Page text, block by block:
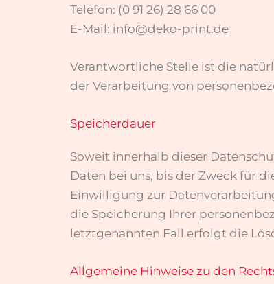
Telefon: (0 91 26) 28 66 00
E-Mail: info@deko-print.de
Verantwortliche Stelle ist die
der Verarbeitung von
Speicherdauer
Soweit innerhalb dieser
Daten bei uns, bis der Zweck für
Einwilligung zur
die Speicherung Ihrer
letztgenannten Fall erfolgt die
Allgemeine Hinweise zu den